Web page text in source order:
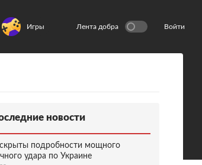
Игры Лента добра Войти
новости
подробности мощного
удара по Украине